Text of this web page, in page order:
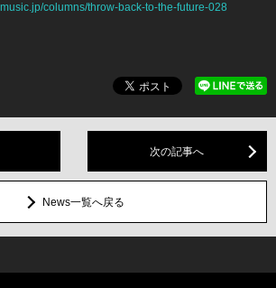
columns/throw-back-to-the-future-028
次の記事へ
News一覧へ戻る